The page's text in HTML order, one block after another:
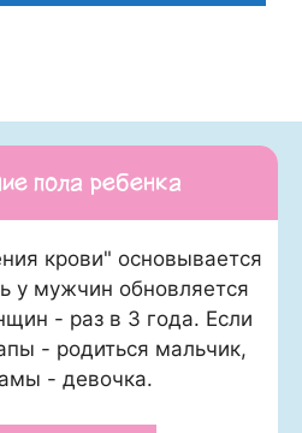
пола ребенка
крови" основывается
у мужчин обновляется
- раз в 3 года. Если
- родиться мальчик,
- девочка.